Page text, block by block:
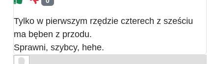
Tylko w pierwszym rzędzie czterech z sześciu
ma bęben z przodu.
Sprawni, szybcy, hehe.